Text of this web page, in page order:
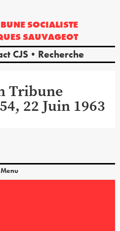
SOCIALISTE
SAUVAGEOT
CJS Recherche
Tribune
22 Juin 1963
Menu